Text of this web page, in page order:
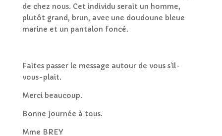
de chez nous. Cet individu serait un homme,
plutôt grand, brun, avec une doudoune bleue
marine et un pantalon foncé.
Faites passer le message autour de vous s’il-
vous-plait.
Merci beaucoup.
Bonne journée à tous.
Mme BREY